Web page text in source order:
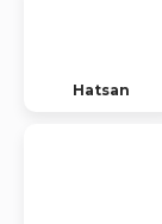
Hatsan